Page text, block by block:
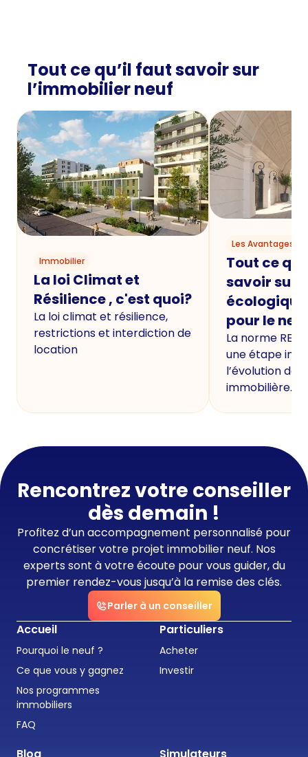
Tout ce qu’il faut savoir sur
l’immobilier neuf
Immobilier
La loi Climat et
Résilience , c'est quoi?
La loi climat et résilience,
restrictions et interdiction de
location
Les Avantages
Tout ce
savoir sur
écologique
pour le
La norme
une étape
l’évolution de
immobilière.
Rencontrez votre conseiller
dès demain !
Profitez d’un accompagnement personnalisé pour
concrétiser votre projet immobilier neuf. Nos
experts sont à votre écoute pour vous guider, du
premier rendez-vous jusqu’à la remise des clés.
Parler à un conseiller
Accueil
Pourquoi le neuf ?
Ce que vous y gagnez
Nos programmes
immobiliers
FAQ
Particuliers
Acheter
Investir
Blog Simulateurs